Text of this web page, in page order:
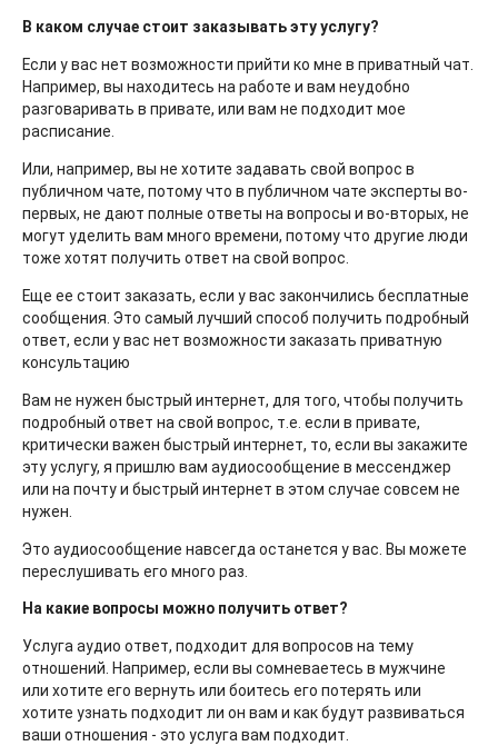
В каком случае стоит заказывать эту услугу?
Если у вас нет возможности прийти ко мне в приватный чат.
Например, вы находитесь на работе и вам неудобно
разговаривать в привате, или вам не подходит мое
расписание.
Или, например, вы не хотите задавать свой вопрос в
публичном чате, потому что в публичном чате эксперты во-
первых, не дают полные ответы на вопросы и во-вторых, не
могут уделить вам много времени, потому что другие люди
тоже хотят получить ответ на свой вопрос.
Еще ее стоит заказать, если у вас закончились бесплатные
сообщения. Это самый лучший способ получить подробный
ответ, если у вас нет возможности заказать приватную
консультацию
Вам не нужен быстрый интернет, для того, чтобы получить
подробный ответ на свой вопрос, т.е. если в привате,
критически важен быстрый интернет, то, если вы закажите
эту услугу, я пришлю вам аудиосообщение в мессенджер
или на почту и быстрый интернет в этом случае совсем не
нужен.
Это аудиосообщение навсегда останется у вас. Вы можете
переслушивать его много раз.
На какие вопросы можно получить ответ?
Услуга аудио ответ, подходит для вопросов на тему
отношений. Например, если вы сомневаетесь в мужчине
или хотите его вернуть или боитесь его потерять или
хотите узнать подходит ли он вам и как будут развиваться
ваши отношения - это услуга вам подходит.